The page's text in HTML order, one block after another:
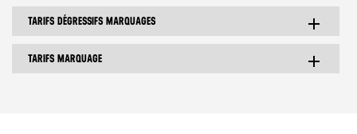
TARIFS DÉGRESSIFS MARQUAGES add
TARIFS MARQUAGE add